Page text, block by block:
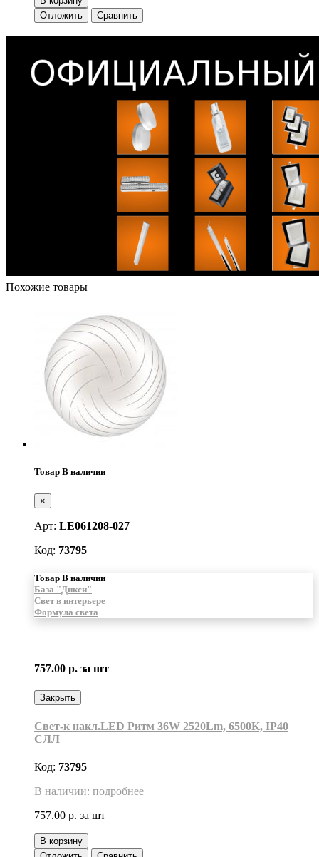
Отложить
Сравнить
Похожие товары
Товар В наличии
×
Арт: LE061208-027
Код: 73795
Товар В наличии
База "Дикси"
Свет в интерьере
Формула света
757.00 р. за шт
Закрыть
Свет-к накл.LED Ритм 36W 2520Lm, 6500K, IP40
СЛЛ
Код: 73795
В наличии: подробнее
757.00 р. за шт
В корзину